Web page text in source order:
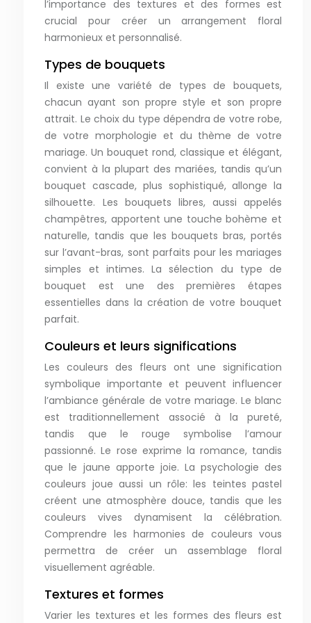
l’importance des textures et des formes est
crucial pour créer un arrangement floral
harmonieux et personnalisé.
Types de bouquets
Il existe une variété de types de bouquets,
chacun ayant son propre style et son propre
attrait. Le choix du type dépendra de votre robe,
de votre morphologie et du thème de votre
mariage. Un bouquet rond, classique et élégant,
convient à la plupart des mariées, tandis qu’un
bouquet cascade, plus sophistiqué, allonge la
silhouette. Les bouquets libres, aussi appelés
champêtres, apportent une touche bohème et
naturelle, tandis que les bouquets bras, portés
sur l’avant-bras, sont parfaits pour les mariages
simples et intimes. La sélection du type de
bouquet est une des premières étapes
essentielles dans la création de votre bouquet
parfait.
Couleurs et leurs significations
Les couleurs des fleurs ont une signification
symbolique importante et peuvent influencer
l’ambiance générale de votre mariage. Le blanc
est traditionnellement associé à la pureté,
tandis que le rouge symbolise l’amour
passionné. Le rose exprime la romance, tandis
que le jaune apporte joie. La psychologie des
couleurs joue aussi un rôle: les teintes pastel
créent une atmosphère douce, tandis que les
couleurs vives dynamisent la célébration.
Comprendre les harmonies de couleurs vous
permettra de créer un assemblage floral
visuellement agréable.
Textures et formes
Varier les textures et les formes des fleurs est